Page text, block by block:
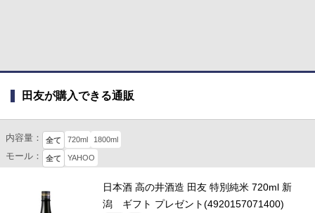
田友が購入できる通販
内容量： 全て 720ml 1800ml
モール： 全て YAHOO
日本酒 高の井酒造 田友 特別純米 720ml 新
潟 ギフト プレゼント(4920157071400)